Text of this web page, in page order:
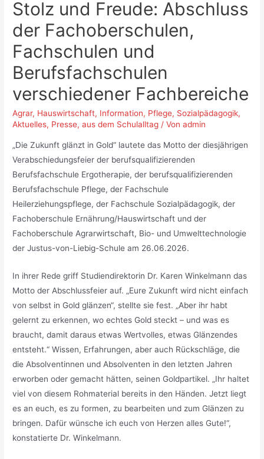
Stolz und Freude: Abschluss
der Fachoberschulen,
Fachschulen und
Berufsfachschulen
verschiedener Fachbereiche
Agrar, Hauswirtschaft, Information, Pflege, Sozialpädagogik,
Aktuelles, Presse,aus dem Schulalltag / Vonadmin
„Die Zukunft glänzt in Gold“ lautete das Motto der diesjährigen
Verabschiedungsfeier der berufsqualifizierenden
Berufsfachschule Ergotherapie, der berufsqualifizierenden
Berufsfachschule Pflege, der Fachschule
Heilerziehungspflege, der Fachschule Sozialpädagogik, der
Fachoberschule Ernährung/Hauswirtschaft und der
Fachoberschule Agrarwirtschaft, Bio- und Umwelttechnologie
der Justus-von-Liebig-Schule am 26.06.2026.
In ihrer Rede griff Studiendirektorin Dr. Karen Winkelmann das
Motto der Abschlussfeier auf. „Eure Zukunft wird nicht einfach
von selbst in Gold glänzen“, stellte sie fest. „Aber ihr habt
gelernt zu erkennen, wo echtes Gold steckt – und was es
braucht, damit daraus etwas Wertvolles, etwas Glänzendes
entsteht.“ Wissen, Erfahrungen, aber auch Rückschläge, die
die Absolventinnen und Absolventen in den letzten Jahren
erworben oder gemacht hätten, seinen Goldpartikel. „Ihr haltet
viel von diesem Rohmaterial bereits in den Händen. Jetzt liegt
es an euch, es zu formen, zu bearbeiten und zum Glänzen zu
bringen. Dafür wünsche ich euch von Herzen alles Gute!“,
konstatierte Dr. Winkelmann.